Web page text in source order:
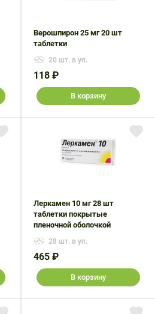
Верошпирон 25 мг 20 шт
таблетки
20 шт. в уп.
118 ₽
В корзину
Леркамен 10 мг 28 шт
таблетки покрытые
пленочной оболочкой
28 шт. в уп.
465 ₽
В корзину